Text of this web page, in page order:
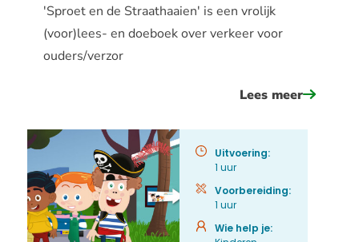
'Sproet en de Straathaaien' is een vrolijk
(voor)lees- en doeboek over verkeer voor
ouders/verzor
Lees meerover
Uitvoering:
1 uur
Voorbereiding:
1 uur
Wie help je: